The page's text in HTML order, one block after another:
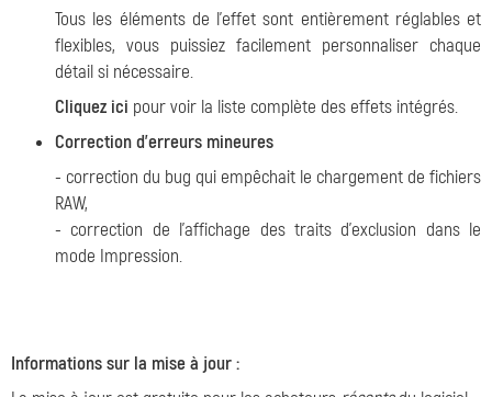
Tous les éléments de l'effet sont entièrement réglables et
flexibles, vous puissiez facilement personnaliser chaque
détail si nécessaire.
Cliquez ici pour voir la liste complète des effets intégrés.
Correction d'erreurs mineures
- correction du bug qui empêchait le chargement de fichiers
RAW,
- correction de l'affichage des traits d'exclusion dans le
mode Impression.
Informations sur la mise à jour :